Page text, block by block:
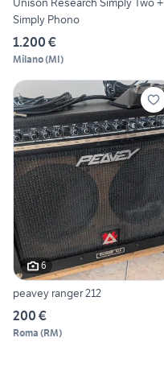
Simply Phono
1.200 €
Milano(MI)
6
peavey ranger 212
200 €
Roma (RM)